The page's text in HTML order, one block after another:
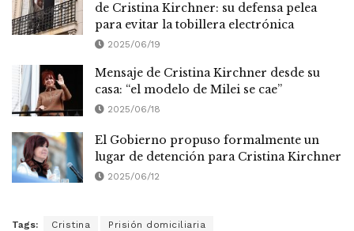
de Cristina Kirchner: su defensa pelea
para evitar la tobillera electrónica
2025/06/19
Mensaje de Cristina Kirchner desde su
casa: “el modelo de Milei se cae”
2025/06/18
El Gobierno propuso formalmente un
lugar de detención para Cristina Kirchner
2025/06/12
Tags: Cristina Prisión domiciliaria